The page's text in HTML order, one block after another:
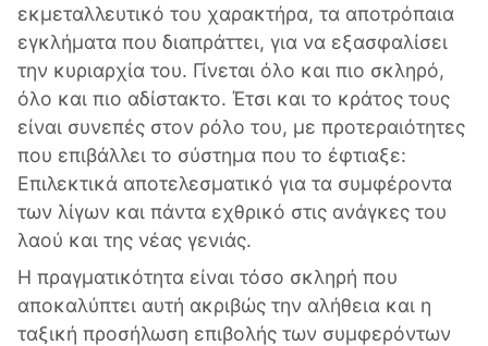
εκμεταλλευτικό του χαρακτήρα, τα αποτρόπαια
εγκλήματα που διαπράττει, για να εξασφαλίσει
την κυριαρχία του. Γίνεται όλο και πιο σκληρό,
όλο και πιο αδίστακτο. Έτσι και το κράτος τους
είναι συνεπές στον ρόλο του, με προτεραιότητες
που επιβάλλει το σύστημα που το έφτιαξε:
Επιλεκτικά αποτελεσματικό για τα συμφέροντα
των λίγων και πάντα εχθρικό στις ανάγκες του
λαού και της νέας γενιάς.
Η πραγματικότητα είναι τόσο σκληρή που
αποκαλύπτει αυτή ακριβώς την αλήθεια και η
ταξική προσήλωση επιβολής των συμφερόντων